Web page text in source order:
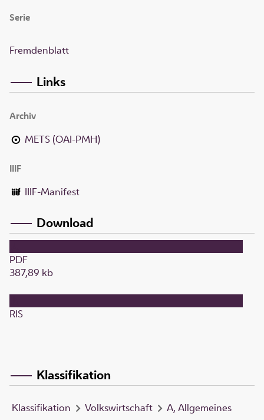
Serie
Fremdenblatt
Links
Archiv
METS (OAI-PMH)
IIIF
IIIF-Manifest
Download
PDF
387,89 kb
RIS
Klassifikation
Klassifikation Volkswirtschaft A, Allgemeines